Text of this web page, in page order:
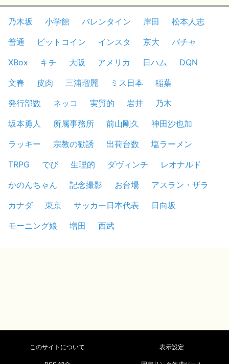
乃木坂 小学館 バレンタイン 岸田
松本人志
普通
ビットコイン インスタ 京大
バチャ
XBox
キチ 大阪 アメリカ 日ハム
DQN
文春
皮肉 三浦瑠麗 ミス日本
稲葉
発行部数
ネッコ 実質的 岩井
乃木
坂本勇人
所属事務所 前山剛久
神田沙也加
ラッキー
宗教の勧誘 出荷台数
塩ラーメン
TRPG
でび 生理的 ダヴィンチ
レオナルド
かのんちゃん
記念撮影 お台場
アスラン・ザラ
カナダ
東京 サッカー日本代表
日向坂
モーニング娘
増田 西武
このサイトについて 表示設定